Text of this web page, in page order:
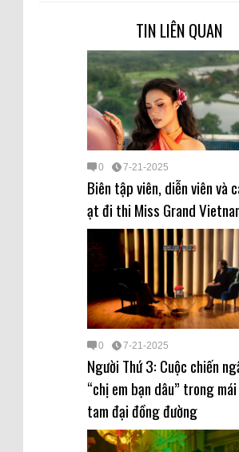
TIN LIÊN QUAN
0 7-21-2025
Biên tập viên, diễn viên và
ạt đi thi Miss Grand
0 7-21-2025
Người Thứ 3: Cuộc chiến
“chị em bạn dâu” trong
tam đại đồng đường